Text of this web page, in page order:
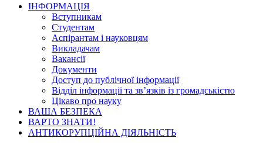
ІНФОРМАЦІЯ
Вступникам
Студентам
Аспірантам і науковцям
Викладачам
Вакансії
Документи
Доступ до публічної інформації
Відділ інформації та зв’язків із громадськістю
Цікаво про науку
ВАША БЕЗПЕКА
ВАРТО ЗНАТИ!
АНТИКОРУПЦІЙНА ДІЯЛЬНІСТЬ